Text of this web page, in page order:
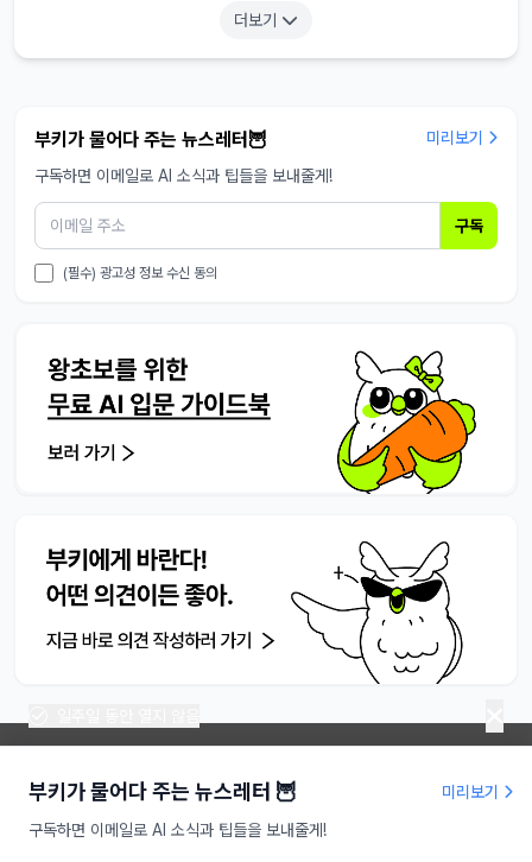
더보기
미리보기
부키가 물어다 주는 뉴스레터 🦉
구독하면 이메일로 AI 소식과 팁들을 보내줄게!
부키가 물어다 주는 뉴스레터🦉
미리보기
구독하면 이메일로 AI 소식과 팁들을 보내줄게!
구독
(필수) 광고성 정보 수신 동의
라이프해킹주식회사 | 대표 송명진
사업자등록번호 : 479-81-01709